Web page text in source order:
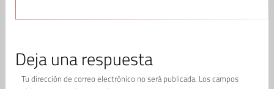
Deja una respuesta
Tu dirección de correo electrónico no será publicada. Los campos